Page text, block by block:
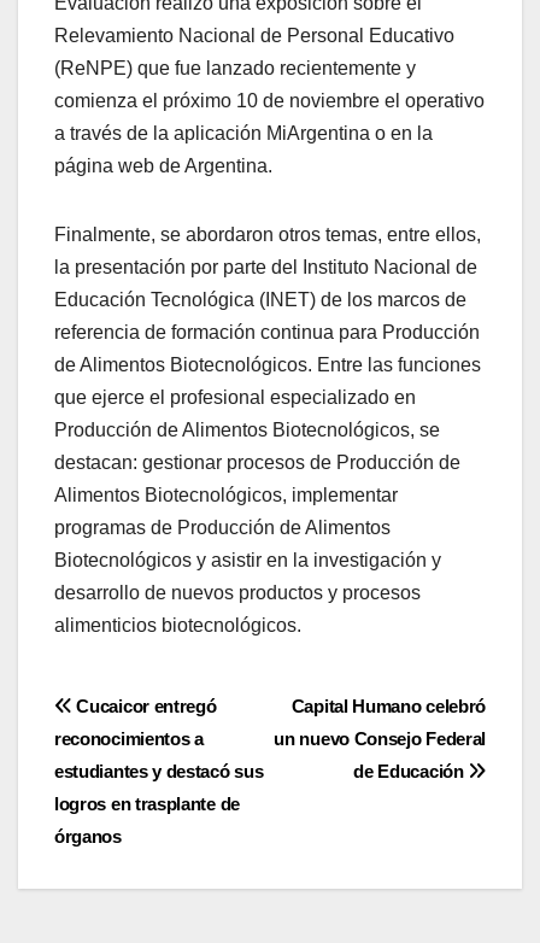
Relevamiento Nacional de Personal Educativo
(ReNPE) que fue lanzado recientemente y
comienza el próximo 10 de noviembre el operativo
a través de la aplicación MiArgentina o en la
página web de Argentina.
Finalmente, se abordaron otros temas, entre ellos,
la presentación por parte del Instituto Nacional de
Educación Tecnológica (INET) de los marcos de
referencia de formación continua para Producción
de Alimentos Biotecnológicos. Entre las funciones
que ejerce el profesional especializado en
Producción de Alimentos Biotecnológicos, se
destacan: gestionar procesos de Producción de
Alimentos Biotecnológicos, implementar
programas de Producción de Alimentos
Biotecnológicos y asistir en la investigación y
desarrollo de nuevos productos y procesos
alimenticios biotecnológicos.
Navegación
de
entradas
Capital Humano celebró
un nuevo Consejo Federal
de Educación
Cucaicor entregó
reconocimientos a
estudiantes y destacó sus
logros en trasplante de
órganos